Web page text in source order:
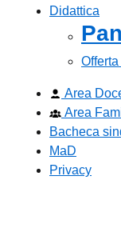
Didattica
Area
Area
Bacheca
MaD
Privacy